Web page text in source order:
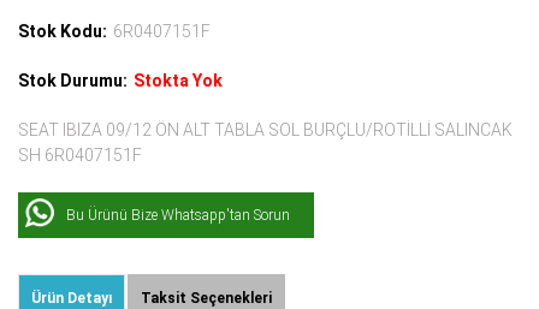
Stok Kodu: 6R0407151F
Stok Durumu: Stokta Yok
SEAT IBIZA 09/12 ÖN ALT TABLA SOL BURÇLU/ROTİLLİ SALINCAK
SH 6R0407151F
Bu Ürünü Bize Whatsapp'tan Sorun
Ürün Detayı Taksit Seçenekleri